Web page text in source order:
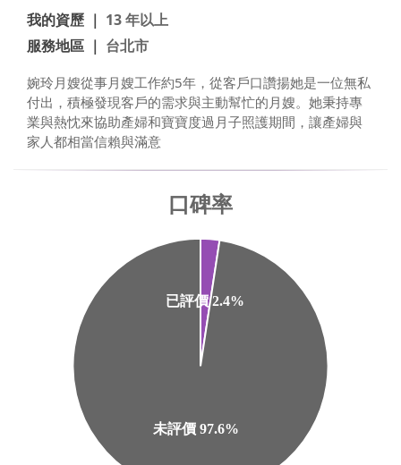
我的資歷 ｜ 13 年以上
服務地區 ｜ 台北市
婉玲月嫂從事月嫂工作約5年，從客戶口讚揚她是一位無私
付出，積極發現客戶的需求與主動幫忙的月嫂。她秉持專
業與熱忱來協助產婦和寶寶度過月子照護期間，讓產婦與
家人都相當信賴與滿意